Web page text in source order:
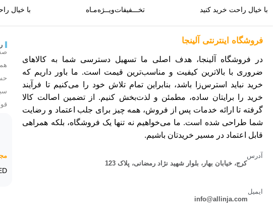
با خیال راحت خرید کنید تخـــفیفات‌ویــژه‌مـاه با خیال
فروشگاه‌ اینترنتی‌ آلینجا
در فروشگاه آلینجا، هدف اصلی ما تسهیل دسترسی شما به کالاهای
ضروری با بالاترین کیفیت و مناسب‌ترین قیمت است. ما باور داریم که
خرید نباید استرس‌زا باشد، بنابراین تمام تلاش خود را می‌کنیم تا فرآیند
خرید را برایتان ساده، مطمئن و لذت‌بخش کنیم. از تضمین اصالت کالا
گرفته تا ارائه خدمات پس از فروش، همه چیز برای جلب اعتماد و رضایت
شما طراحی شده است. ما می‌خواهیم نه تنها یک فروشگاه، بلکه همراهی
قابل اعتماد در مسیر خریدتان باشیم.
آدرس
کرج، خیابان بهار، بلوار شهید نژاد رمضانی، پلاک 123
ایمیل
info@allinja.com